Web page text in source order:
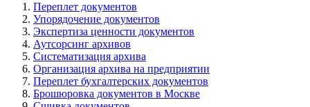
Переплет документов
Упорядочение документов
Экспертиза ценности документов
Аутсорсинг архивов
Систематизация архива
Организация архива на предприятии
Переплет бухгалтерских документов
Брошюровка документов в Москве